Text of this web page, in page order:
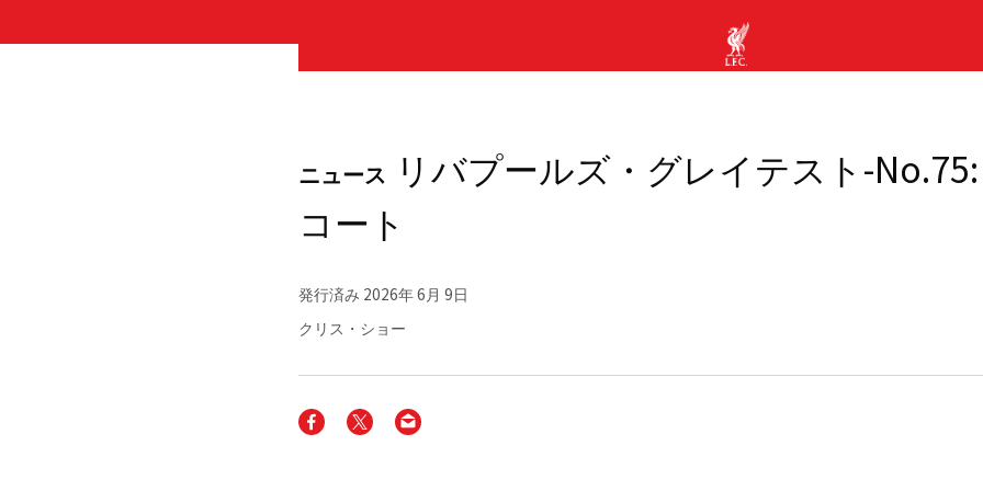
ニュース リバプールズ・グレイテスト-
コート
発行済み 2026年 6月 9日
クリス・ショー